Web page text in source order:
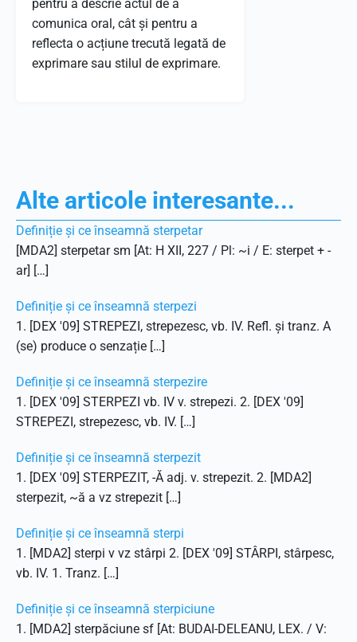
pentru a descrie actul de a
comunica oral, cât și pentru a
reflecta o acțiune trecută legată de
exprimare sau stilul de exprimare.
Alte articole interesante...
Definiție și ce înseamnă sterpetar
[MDA2] sterpetar sm [At: H XII, 227 / Pl: ~i / E: sterpet + -
ar] […]
Definiție și ce înseamnă sterpezi
1. [DEX '09] STREPEZI, strepezesc, vb. IV. Refl. și tranz. A
(se) produce o senzație […]
Definiție și ce înseamnă sterpezire
1. [DEX '09] STERPEZI vb. IV v. strepezi. 2. [DEX '09]
STREPEZI, strepezesc, vb. IV. […]
Definiție și ce înseamnă sterpezit
1. [DEX '09] STERPEZIT, -Ă adj. v. strepezit. 2. [MDA2]
sterpezit, ~ă a vz strepezit […]
Definiție și ce înseamnă sterpi
1. [MDA2] sterpi v vz stârpi 2. [DEX '09] STÂRPI, stârpesc,
vb. IV. 1. Tranz. […]
Definiție și ce înseamnă sterpiciune
1. [MDA2] sterpăciune sf [At: BUDAI-DELEANU, LEX. / V: